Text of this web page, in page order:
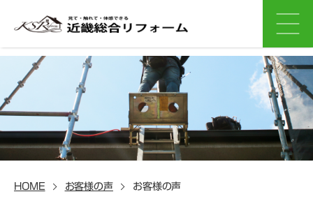
HOME お客様の声 お客様の声